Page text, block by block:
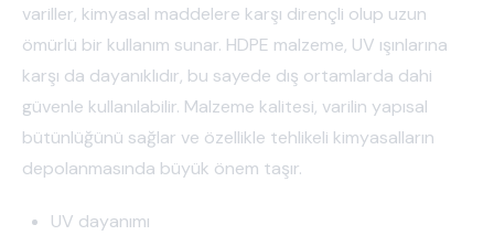
variller, kimyasal maddelere karşı dirençli olup uzun
ömürlü bir kullanım sunar. HDPE malzeme, UV ışınlarına
karşı da dayanıklıdır, bu sayede dış ortamlarda dahi
güvenle kullanılabilir. Malzeme kalitesi, varilin yapısal
bütünlüğünü sağlar ve özellikle tehlikeli kimyasalların
depolanmasında büyük önem taşır.
UV dayanımı